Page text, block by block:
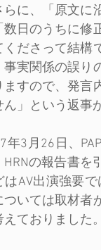
らに、「原文に
数日のうちに修
くださって結
事実関係の誤り
ますので、発言
ん」という返事
3月26日、
HRNの報告書
はAV出演強要
ついては取材者
ておりました。